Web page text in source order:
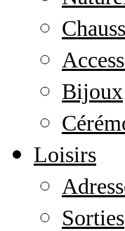
Bijoux
Loisirs
Sorties